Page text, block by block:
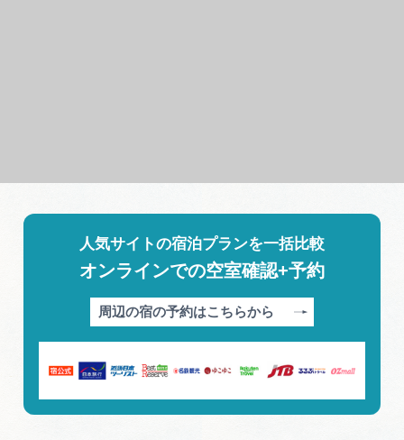
人気サイトの宿泊プランを一括比較
オンラインでの空室確認+予約
周辺の宿の予約はこちらから